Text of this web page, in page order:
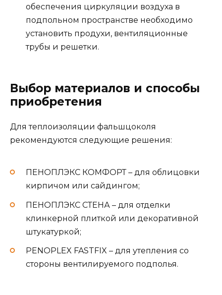
обеспечения циркуляции воздуха в
подпольном пространстве необходимо
установить продухи, вентиляционные
трубы и решетки.
Выбор материалов и способы
приобретения
Для теплоизоляции фальшцоколя
рекомендуются следующие решения:
ПЕНОПЛЭКС КОМФОРТ – для облицовки
кирпичом или сайдингом;
ПЕНОПЛЭКС СТЕНА – для отделки
клинкерной плиткой или декоративной
штукатуркой;
PENOPLEX FASTFIX – для утепления со
стороны вентилируемого подполья.